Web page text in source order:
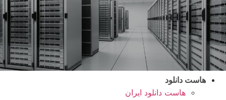
هاست دانلود
هاست دانلود ایران